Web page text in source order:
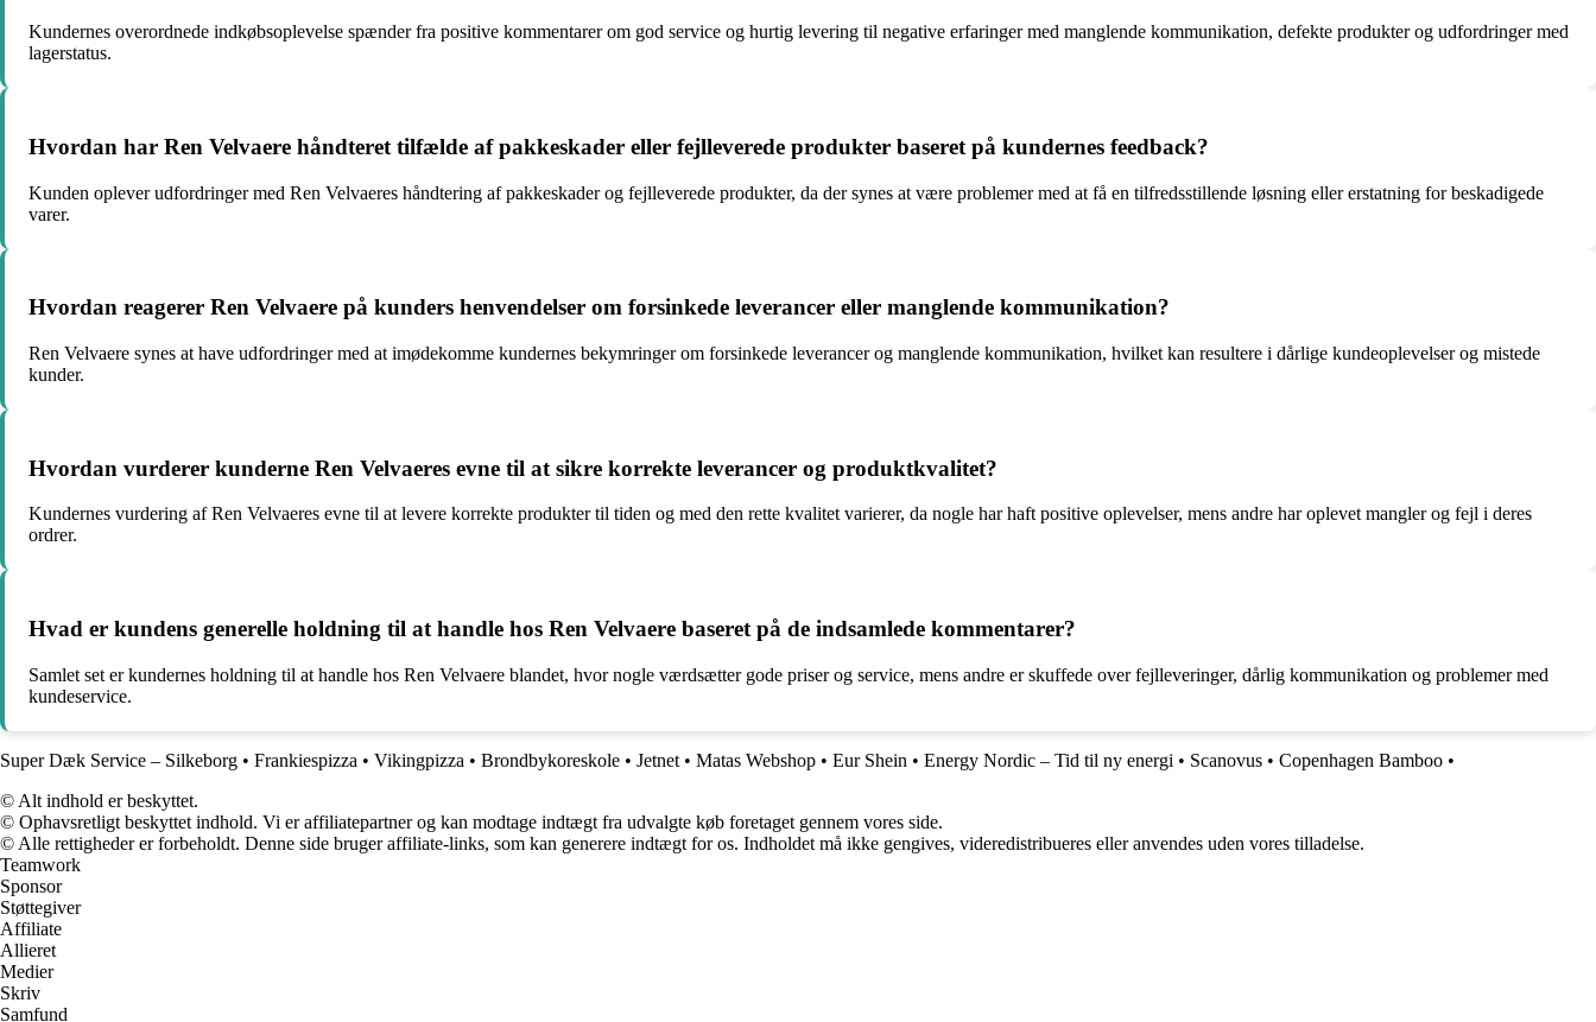
Kundernes overordnede indkøbsoplevelse spænder fra positive kommentarer om god service og hurtig levering til negative erfaringer med manglende kommunikation, defekte produkter og udfordringer med
lagerstatus.
Hvordan har Ren Velvaere håndteret tilfælde af pakkeskader eller fejlleverede produkter baseret på kundernes feedback?
Kunden oplever udfordringer med Ren Velvaeres håndtering af pakkeskader og fejlleverede produkter, da der synes at være problemer med at få en tilfredsstillende løsning eller erstatning for beskadigede
varer.
Hvordan reagerer Ren Velvaere på kunders henvendelser om forsinkede leverancer eller manglende kommunikation?
Ren Velvaere synes at have udfordringer med at imødekomme kundernes bekymringer om forsinkede leverancer og manglende kommunikation, hvilket kan resultere i dårlige kundeoplevelser og mistede
kunder.
Hvordan vurderer kunderne Ren Velvaeres evne til at sikre korrekte leverancer og produktkvalitet?
Kundernes vurdering af Ren Velvaeres evne til at levere korrekte produkter til tiden og med den rette kvalitet varierer, da nogle har haft positive oplevelser, mens andre har oplevet mangler og fejl i deres
ordrer.
Hvad er kundens generelle holdning til at handle hos Ren Velvaere baseret på de indsamlede kommentarer?
Samlet set er kundernes holdning til at handle hos Ren Velvaere blandet, hvor nogle værdsætter gode priser og service, mens andre er skuffede over fejlleveringer, dårlig kommunikation og problemer med
kundeservice.
Super Dæk Service – Silkeborg • Frankiespizza • Vikingpizza • Brondbykoreskole • Jetnet • Matas Webshop • Eur Shein • Energy Nordic – Tid til ny energi • Scanovus • Copenhagen Bamboo •
© Alt indhold er beskyttet.
© Ophavsretligt beskyttet indhold. Vi er affiliatepartner og kan modtage indtægt fra udvalgte køb foretaget gennem vores side.
© Alle rettigheder er forbeholdt. Denne side bruger affiliate-links, som kan generere indtægt for os. Indholdet må ikke gengives, videredistribueres eller anvendes uden vores tilladelse.
Teamwork
Sponsor
Støttegiver
Affiliate
Allieret
Medier
Skriv
Samfund